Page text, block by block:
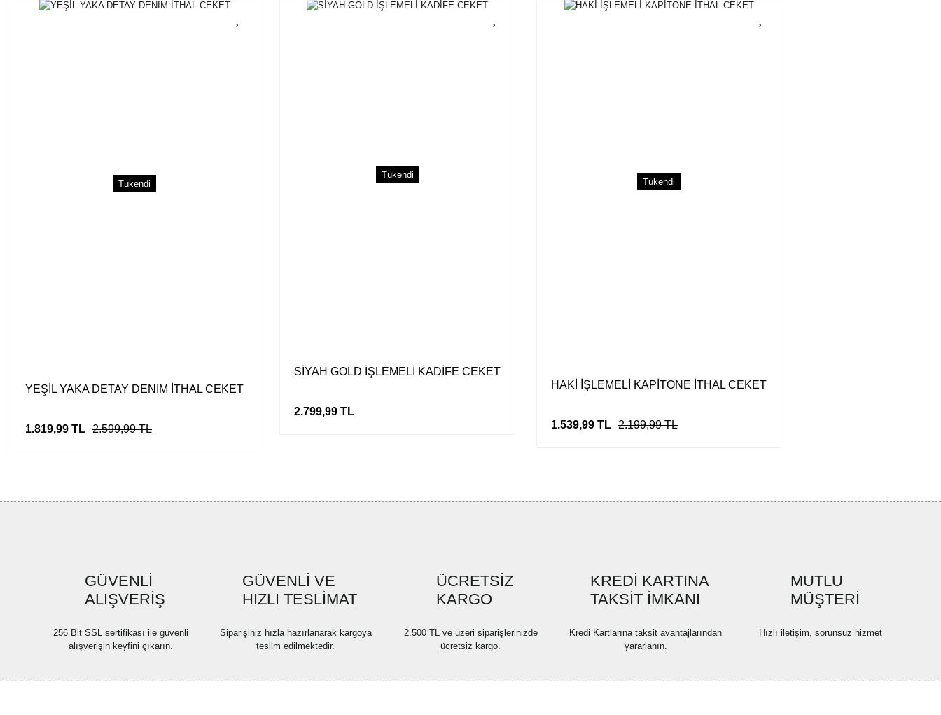
Ürün resmi kalitesiz, bozuk veya görüntülenemiyor.
Tükendi
YEŞİL YAKA DETAY DENIM İTHAL CEKET
1.819,99 TL 2.599,99 TL
Tükendi
SİYAH GOLD İŞLEMELİ KADİFE CEKET
2.799,99 TL
Tükendi
HAKİ İŞLEMELİ KAPİTONE İTHAL CEKET
1.539,99 TL 2.199,99 TL
GÜVENLİ
ALIŞVERİŞ
256 Bit SSL sertifikası ile güvenli
alışverişin keyfini çıkarın.
GÜVENLİ VE
HIZLI TESLİMAT
Siparişiniz hızla hazırlanarak kargoya
teslim edilmektedir.
ÜCRETSİZ
KARGO
2.500 TL ve üzeri siparişlerinizde
ücretsiz kargo.
KREDİ KARTINA
TAKSİT İMKANI
Kredi Kartlarına taksit avantajlarından
yararlanın.
MUTLU
MÜŞTERİ
Hızlı iletişim, sorunsuz hizmet